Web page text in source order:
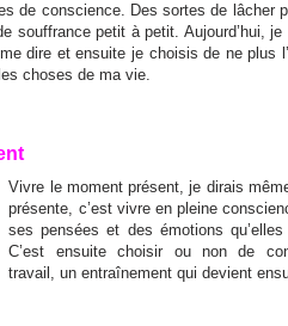
de conscience. Des sortes de lâcher
souffrance petit à petit. Aujourd’hui,
dire et ensuite je choisis de ne plus
choses de ma vie.
Vivre le moment présent, je dirais
présente, c’est vivre en pleine
ses pensées et des émotions
C’est ensuite choisir ou non de
travail, un entraînement qui devient